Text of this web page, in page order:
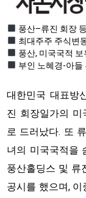
풍산–류진 회장
최대주주 주식변
풍산, 미국국적
부인 노혜경-아들
대한민국 대표방
진 회장일가의
로 드러났다. 또
녀의 미국국적을
풍산홀딩스 및 류
공시를 했으며,